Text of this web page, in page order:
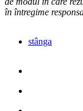
în întregime
stânga